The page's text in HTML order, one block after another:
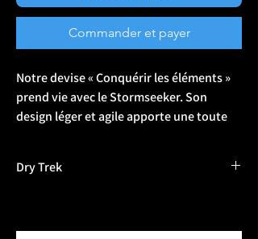
Commander et payer
Notre devise « Conquérir les éléments »
prend vie avec le Stormseeker. Son
design léger et agile apporte une toute
vous serez le seul obstacle sur votre
supérieur qui offre une protection
Dry Trek
of consistently performing in the harshest of